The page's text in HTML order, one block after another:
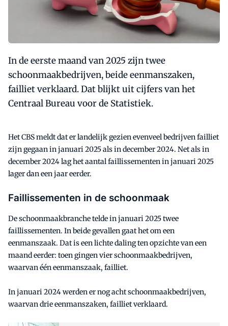
In de eerste maand van 2025 zijn twee
schoonmaakbedrijven, beide eenmanszaken,
failliet verklaard. Dat blijkt uit cijfers van het
Centraal Bureau voor de Statistiek.
Het CBS meldt dat er landelijk gezien evenveel bedrijven failliet
zijn gegaan in januari 2025 als in december 2024. Net als in
december 2024 lag het aantal faillissementen in januari 2025
lager dan een jaar eerder.
Faillissementen in de schoonmaak
De schoonmaakbranche telde in januari 2025 twee
faillissementen. In beide gevallen gaat het om een
eenmanszaak. Dat is een lichte daling ten opzichte van een
maand eerder: toen gingen vier schoonmaakbedrijven,
waarvan één eenmanszaak, failliet.
In januari 2024 werden er nog acht schoonmaakbedrijven,
waarvan drie eenmanszaken, failliet verklaard.